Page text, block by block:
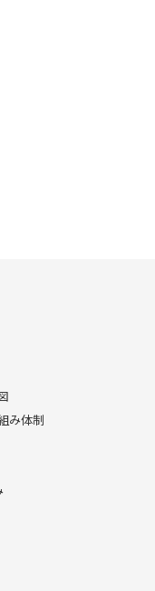
み体制